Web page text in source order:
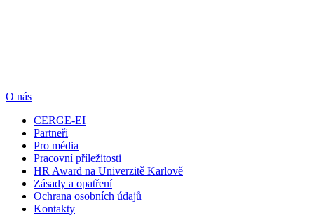
O nás
CERGE-EI
Partneři
Pro média
Pracovní příležitosti
HR Award na Univerzitě Karlově
Zásady a opatření
Ochrana osobních údajů
Kontakty